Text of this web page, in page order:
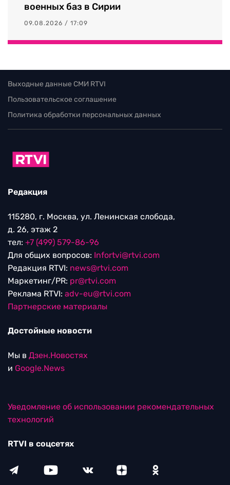
военных баз в Сирии
09.08.2026 / 17:09
Выходные данные СМИ RTVI
Пользовательское соглашение
Политика обработки персональных данных
Редакция
115280, г. Москва, ул. Ленинская слобода,
д. 26, этаж 2
тел: +7 (499) 579-86-96
Для общих вопросов: Infortvi@rtvi.com
Редакция RTVI: news@rtvi.com
Маркетинг/PR: pr@rtvi.com
Реклама RTVI: adv-eu@rtvi.com
Партнерские материалы
Достойные новости
Мы в Дзен.Новостях
и Google.News
Уведомление об использовании рекомендательных
технологий
RTVI в соцсетях